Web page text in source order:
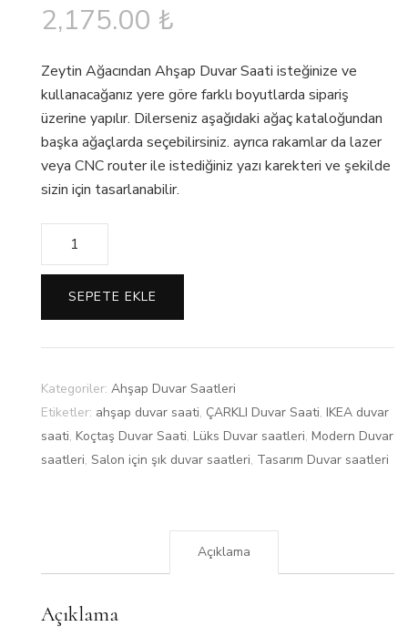
2,175.00 ₺
Zeytin Ağacından Ahşap Duvar Saati isteğinize ve
kullanacağanız yere göre farklı boyutlarda sipariş
üzerine yapılır. Dilerseniz aşağıdaki ağaç kataloğundan
başka ağaçlarda seçebilirsiniz. ayrıca rakamlar da lazer
veya CNC router ile istediğiniz yazı karekteri ve şekilde
sizin için tasarlanabilir.
Miktar
SEPETE EKLE
Kategoriler: Ahşap Duvar Saatleri
Etiketler: ahşap duvar saati, ÇARKLI Duvar Saati, IKEA duvar
saati, Koçtaş Duvar Saati, Lüks Duvar saatleri, Modern Duvar
saatleri, Salon için şık duvar saatleri, Tasarım Duvar saatleri
Açıklama
Açıklama